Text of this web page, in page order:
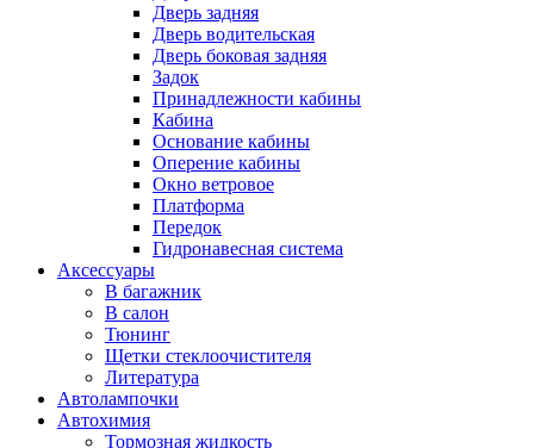
Дверь задняя
Дверь водительская
Дверь боковая задняя
Задок
Принадлежности кабины
Кабина
Основание кабины
Оперение кабины
Окно ветровое
Платформа
Передок
Гидронавесная система
Аксессуары
В багажник
В салон
Тюнинг
Щетки стеклоочистителя
Литература
Автолампочки
Автохимия
Тормозная жидкость